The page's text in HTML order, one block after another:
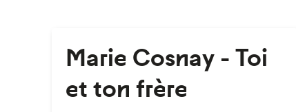
Marie Cosnay - Toi
et ton frère